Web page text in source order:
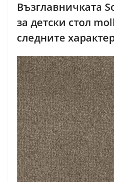
Възглавничката
за детски стол
следните